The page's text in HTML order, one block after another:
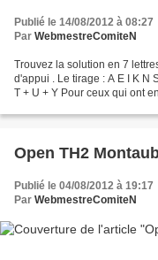
Publié le 14/08/2012 à 08:27
Par WebmestreComiteN
Trouvez la solution en 7
d'appui . Le tirage : A E I K N
T + U + Y Pour ceux qui ont
Open TH2
Publié le 04/08/2012 à 19:17
Par WebmestreComiteN